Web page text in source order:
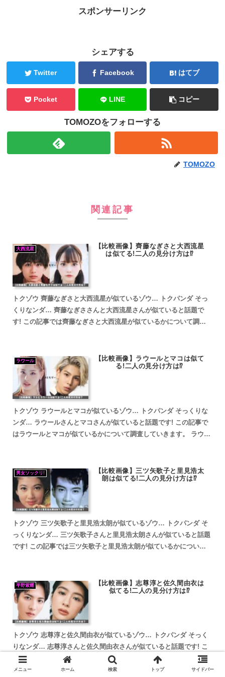
スポンサーリンク
シェアする
Twitter Facebook はてブ
Pocket LINE コピー
TOMOZOをフォローする
TOMOZO
関連記事
大西流星
【比較画像】齊藤なぎさと大西流星
は似てる!二人の見分け方は⁉
トクゾウ 齊藤なぎさと大西流星が似ているゾウ… トクパンダ そっ
くりなンダ… 齊藤なぎささんと大西流星さんが似ていると話題で
す! この記事では齊藤なぎさと大西流星が似ているかについて調査
ラウール
【比較画像】ラウールとマコは似て
る!二人の見分け方は⁉
トクゾウ ラウールとマコが似ているゾウ… トクパンダ そっくりな
ンダ… ラウールさんとマコさんが似ていると話題です! この記事で
はラウールとマコが似ているかについて調査していきます。 ラウー
男女ソックリ!
【比較画像】三ツ矢歌子と里見浩太
朗は似てる!二人の見分け方は⁉
トクゾウ 三ツ矢歌子と里見浩太朗が似ているゾウ… トクパンダ そ
っくりなンダ… 三ツ矢歌子さんと里見浩太朗さんが似ていると話題
です! この記事では三ツ矢歌子と里見浩太朗が似ているかについて
平野紫耀
【比較画像】志尊淳と佐久間由衣は
似てる!二人の見分け方は⁉
トクゾウ 志尊淳と佐久間由衣が似ているゾウ… トクパンダ そっく
りなンダ… 志尊淳さんと佐久間由衣さんが似ていると話題です! こ
の記事では志尊淳と佐久間由衣が似ているかについて調査していき
ます。 志尊淳と佐久間由衣が似ていると話題 志尊淳と...
メニュー ホーム 検索 トップ サイドバー